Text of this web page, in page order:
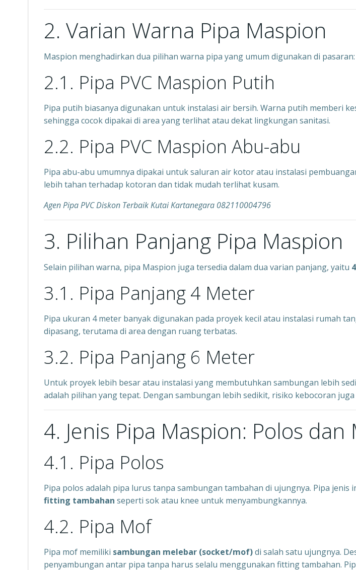
2. Varian Warna Pipa Maspion
Maspion menghadirkan dua pilihan warna pipa yang umum digunakan di pasaran:
2.1. Pipa PVC Maspion Putih
Pipa putih biasanya digunakan untuk instalasi air bersih. Warna putih memberi
sehingga cocok dipakai di area yang terlihat atau dekat lingkungan sanitasi.
2.2. Pipa PVC Maspion Abu-abu
Pipa abu-abu umumnya dipakai untuk saluran air kotor atau instalasi
lebih tahan terhadap kotoran dan tidak mudah terlihat kusam.
Agen Pipa PVC Diskon Terbaik Kutai Kartanegara 082110004796
3. Pilihan Panjang Pipa Maspion
Selain pilihan warna, pipa Maspion juga tersedia dalam dua varian panjang, yaitu
3.1. Pipa Panjang 4 Meter
Pipa ukuran 4 meter banyak digunakan pada proyek kecil atau instalasi rumah
dipasang, terutama di area dengan ruang terbatas.
3.2. Pipa Panjang 6 Meter
Untuk proyek lebih besar atau instalasi yang membutuhkan sambungan lebih
adalah pilihan yang tepat. Dengan sambungan lebih sedikit, risiko kebocoran juga
4. Jenis Pipa Maspion: Polos dan
4.1. Pipa Polos
Pipa polos adalah pipa lurus tanpa sambungan tambahan di ujungnya. Pipa jenis
fitting tambahan seperti sok atau knee untuk menyambungkannya.
4.2. Pipa Mof
Pipa mof memiliki sambungan melebar (socket/mof)di salah satu ujungnya.
penyambungan antar pipa tanpa harus selalu menggunakan fitting tambahan.